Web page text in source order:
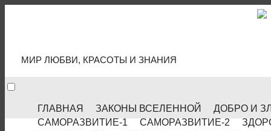
МИР ЛЮБВИ, КРАСОТЫ И ЗНАНИЯ
ГЛАВНАЯ ЗАКОНЫ ВСЕЛЕННОЙ
ДОБРО И
САМОРАЗВИТИЕ-1
САМОРАЗВИТИЕ-2